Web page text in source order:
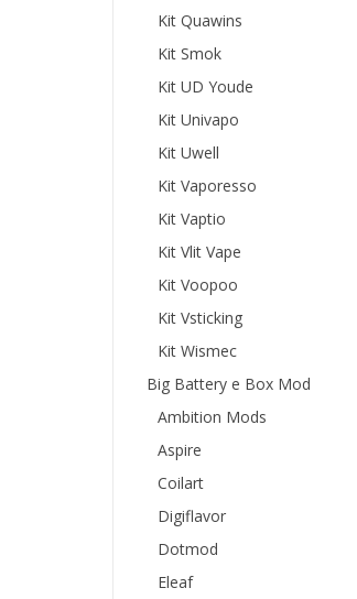
Kit Quawins
Kit Smok
Kit UD Youde
Kit Univapo
Kit Uwell
Kit Vaporesso
Kit Vaptio
Kit Vlit Vape
Kit Voopoo
Kit Vsticking
Kit Wismec
Big Battery e Box Mod
Ambition Mods
Aspire
Coilart
Digiflavor
Dotmod
Eleaf